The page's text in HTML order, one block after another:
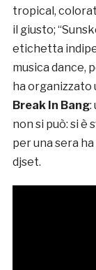
tropical,
il giusto;
etichetta
musica dance,
ha organizzato
Break In Bang:
non si può: si
per una sera
djset.